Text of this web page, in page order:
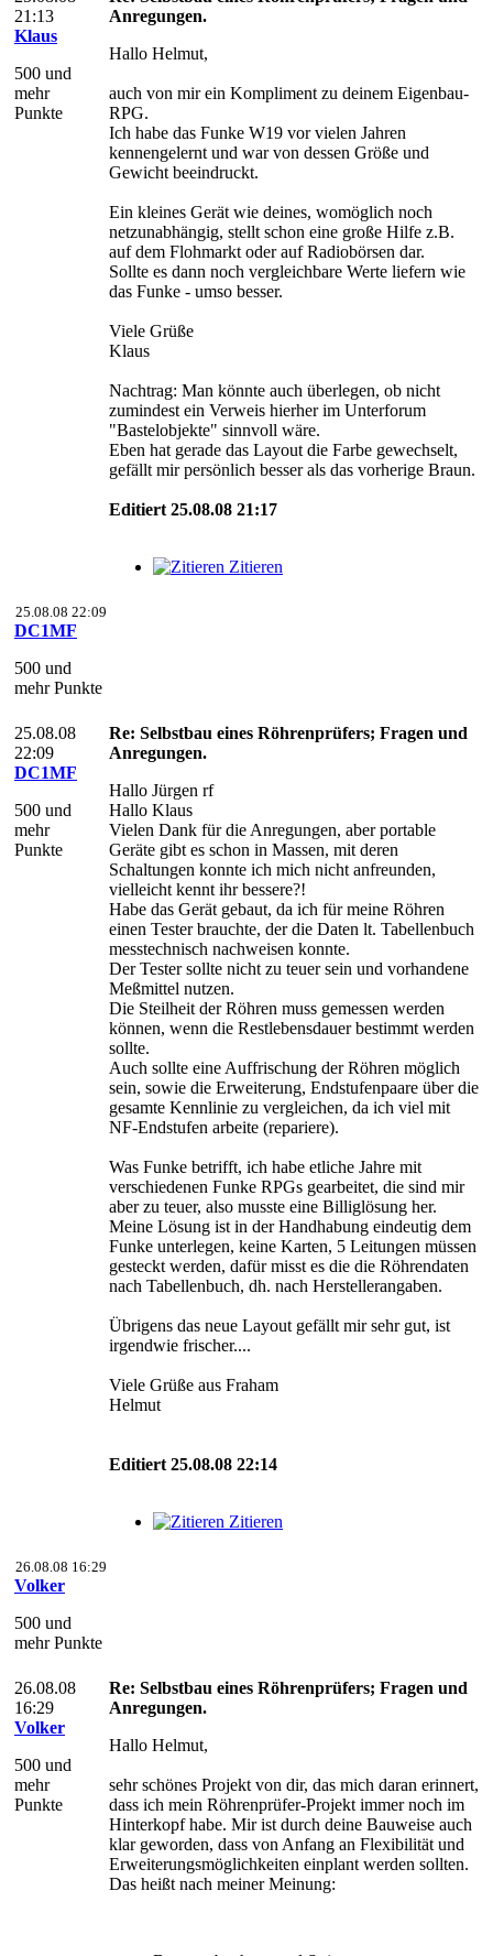
21:13
Klaus
500 und
mehr
Punkte
Anregungen.
Hallo Helmut,
auch von mir ein Kompliment zu deinem Eigenbau-
RPG.
Ich habe das Funke W19 vor vielen Jahren
kennengelernt und war von dessen Größe und
Gewicht beeindruckt.
Ein kleines Gerät wie deines, womöglich noch
netzunabhängig, stellt schon eine große Hilfe z.B.
auf dem Flohmarkt oder auf Radiobörsen dar.
Sollte es dann noch vergleichbare Werte liefern wie
das Funke - umso besser.
Viele Grüße
Klaus
Nachtrag: Man könnte auch überlegen, ob nicht
zumindest ein Verweis hierher im Unterforum
"Bastelobjekte" sinnvoll wäre.
Eben hat gerade das Layout die Farbe gewechselt,
gefällt mir persönlich besser als das vorherige Braun.
Editiert 25.08.08 21:17
Zitieren
25.08.08 22:09
DC1MF
500 und
mehr Punkte
25.08.08
22:09
DC1MF
500 und
mehr
Punkte
Re: Selbstbau eines Röhrenprüfers; Fragen und
Anregungen.
Hallo Jürgen rf
Hallo Klaus
Vielen Dank für die Anregungen, aber portable
Geräte gibt es schon in Massen, mit deren
Schaltungen konnte ich mich nicht anfreunden,
vielleicht kennt ihr bessere?!
Habe das Gerät gebaut, da ich für meine Röhren
einen Tester brauchte, der die Daten lt. Tabellenbuch
messtechnisch nachweisen konnte.
Der Tester sollte nicht zu teuer sein und vorhandene
Meßmittel nutzen.
Die Steilheit der Röhren muss gemessen werden
können, wenn die Restlebensdauer bestimmt werden
sollte.
Auch sollte eine Auffrischung der Röhren möglich
sein, sowie die Erweiterung, Endstufenpaare über die
gesamte Kennlinie zu vergleichen, da ich viel mit
NF-Endstufen arbeite (repariere).
Was Funke betrifft, ich habe etliche Jahre mit
verschiedenen Funke RPGs gearbeitet, die sind mir
aber zu teuer, also musste eine Billiglösung her.
Meine Lösung ist in der Handhabung eindeutig dem
Funke unterlegen, keine Karten, 5 Leitungen müssen
gesteckt werden, dafür misst es die die Röhrendaten
nach Tabellenbuch, dh. nach Herstellerangaben.
Übrigens das neue Layout gefällt mir sehr gut, ist
irgendwie frischer....
Viele Grüße aus Fraham
Helmut
Editiert 25.08.08 22:14
Zitieren
26.08.08 16:29
Volker
500 und
mehr Punkte
26.08.08
16:29
Volker
500 und
mehr
Punkte
Re: Selbstbau eines Röhrenprüfers; Fragen und
Anregungen.
Hallo Helmut,
sehr schönes Projekt von dir, das mich daran erinnert,
dass ich mein Röhrenprüfer-Projekt immer noch im
Hinterkopf habe. Mir ist durch deine Bauweise auch
klar geworden, dass von Anfang an Flexibilität und
Erweiterungsmöglichkeiten einplant werden sollten.
Das heißt nach meiner Meinung: